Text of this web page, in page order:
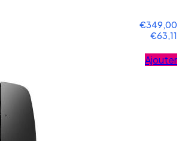
€349,00
€63,11
Ajouter